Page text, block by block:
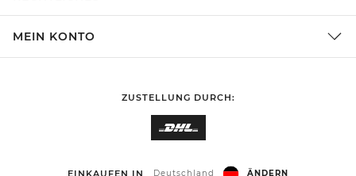
MEIN KONTO
ZUSTELLUNG DURCH:
EINKAUFEN IN Deutschland ÄNDERN